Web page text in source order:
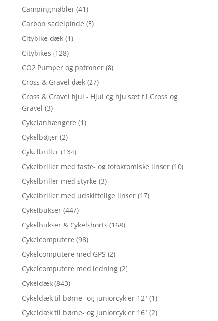
Campingmøbler (41)
Carbon sadelpinde (5)
Citybike dæk (1)
Citybikes (128)
CO2 Pumper og patroner (8)
Cross & Gravel dæk (27)
Cross & Gravel hjul - Hjul og hjulsæt til Cross og
Gravel (3)
Cykelanhængere (1)
Cykelbøger (2)
Cykelbriller (134)
Cykelbriller med faste- og fotokromiske linser (10)
Cykelbriller med styrke (3)
Cykelbriller med udskiftelige linser (17)
Cykelbukser (447)
Cykelbukser & Cykelshorts (168)
Cykelcomputere (98)
Cykelcomputere med GPS (2)
Cykelcomputere med ledning (2)
Cykeldæk (843)
Cykeldæk til børne- og juniorcykler 12" (1)
Cykeldæk til børne- og juniorcykler 16" (2)